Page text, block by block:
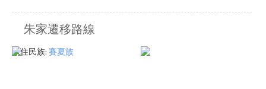
朱家遷移路線
原住民族: 賽夏族